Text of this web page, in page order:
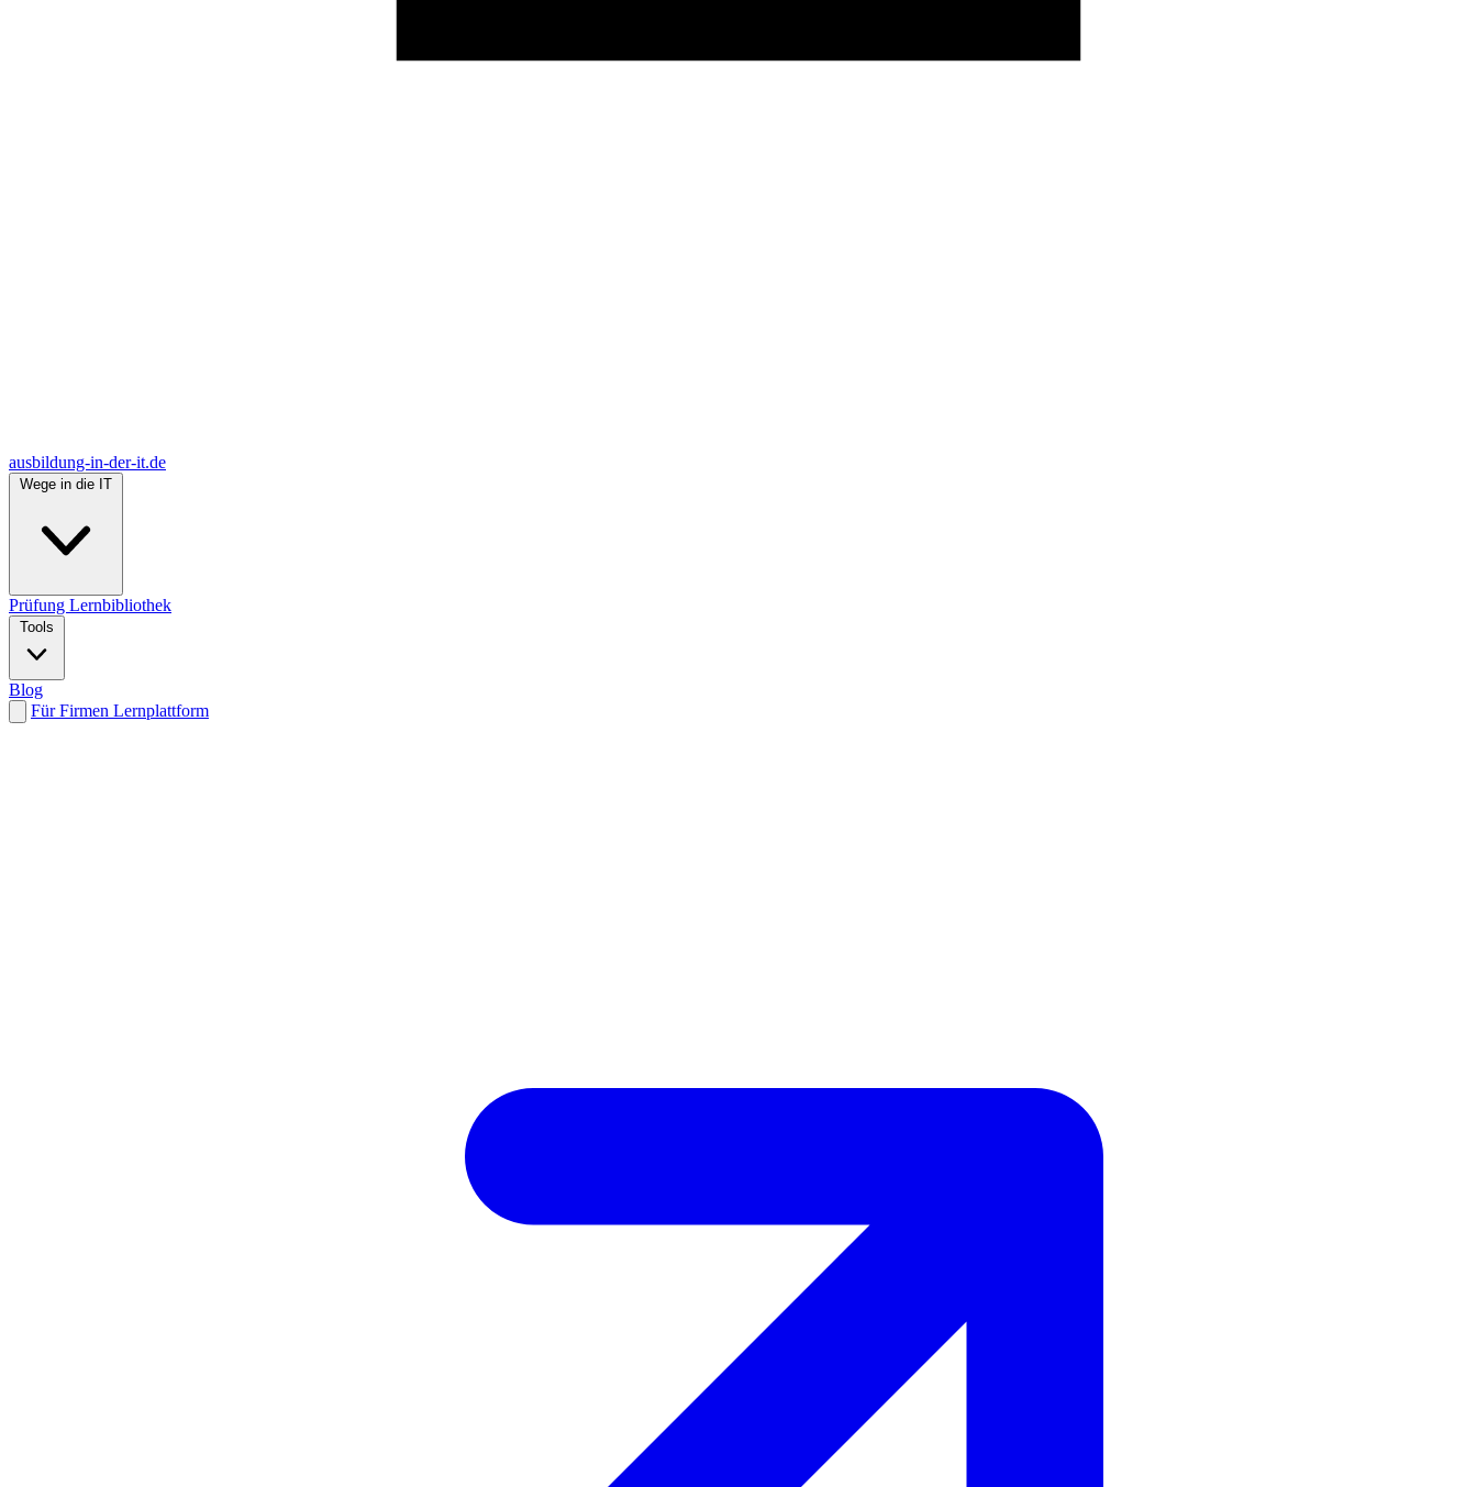
ausbildung-in-der-it.de
Prüfung Lernbibliothek
Blog
Für Firmen Lernplattform